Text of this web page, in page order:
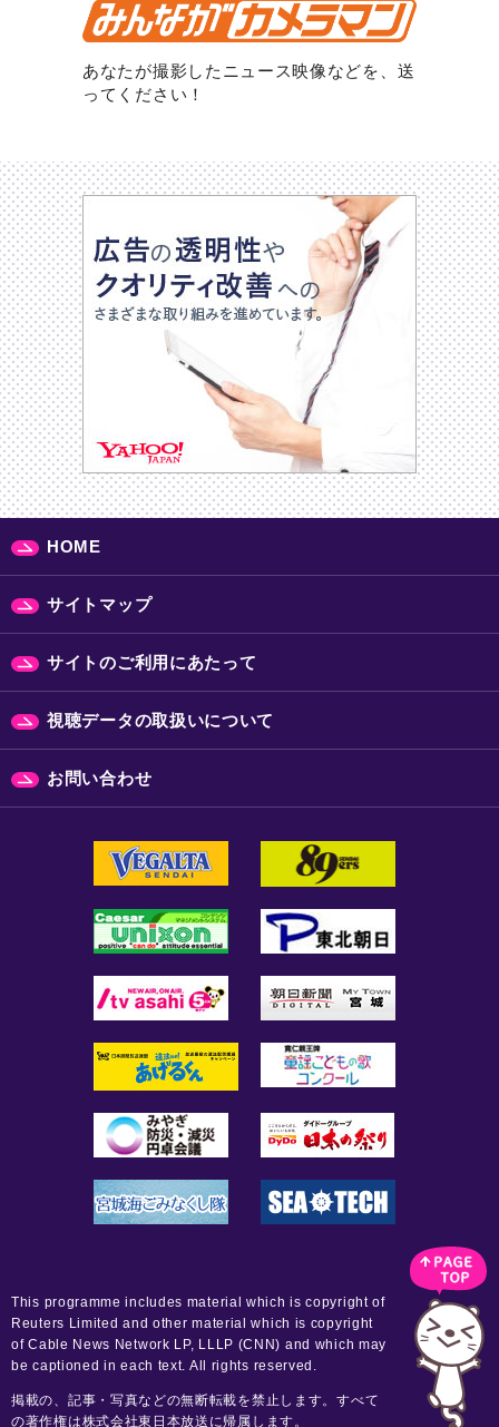
あなたが撮影したニュース映像などを、送
ってください！
HOME
サイトマップ
サイトのご利用にあたって
視聴データの取扱いについて
お問い合わせ
This programme includes material which is copyright of
Reuters Limited and other material which is copyright
of Cable News Network LP, LLLP (CNN) and which may
be captioned in each text. All rights reserved.
掲載の、記事・写真などの無断転載を禁止します。すべて
の著作権は株式会社東日本放送に帰属します。